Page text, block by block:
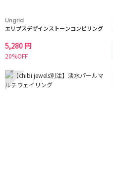
Ungrid
エリプスデザインストーンコンビリング
5,280 円
20%OFF
5